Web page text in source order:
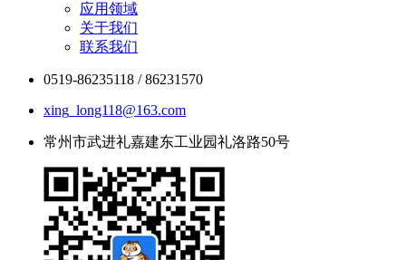
应用领域
关于我们
联系我们
0519-86235118 / 86231570
xing_long118@163.com
常州市武进礼嘉建东工业园礼洛路50号